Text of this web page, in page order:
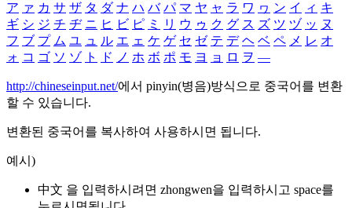
ア ァ カ サ ザ タ ダ ナ ハ バ パ マ ヤ ャ ラ ワ ヮ ン イ ィ キ
ギ シ ジ チ ヂ ニ ヒ ビ ピ ミ リ ウ ゥ ク グ ス ズ ツ ヅ ッ ヌ
フ ブ プ ム ユ ュ ル エ ェ ケ ゲ セ ゼ テ デ ヘ ベ ペ メ レ オ
ォ コ ゴ ソ ゾ ト ド ノ ホ ボ ポ モ ヨ ョ ロ ヲ ―
http://chineseinput.net/에서 pinyin(병음)방식으로 중국어를 변환
할 수 있습니다.
변환된 중국어를 복사하여 사용하시면 됩니다.
예시)
中文 을 입력하시려면 zhongwen을 입력하시고 space를